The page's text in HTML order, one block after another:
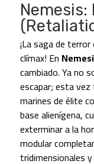
Nemesis:
¡La saga de
clímax! En
cambiado. Ya no
escapar; esta
marines de élite
base alienígena,
exterminar a la
modular
tridimensionales